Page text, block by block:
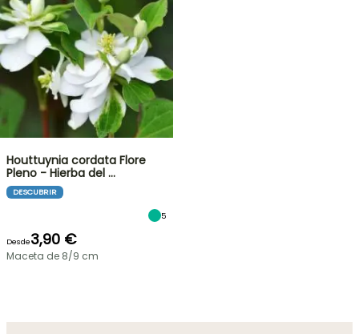
Houttuynia cordata Flore
Pleno - Hierba del …
DESCUBRIR
5
Desde3,90 €
Maceta de 8/9 cm